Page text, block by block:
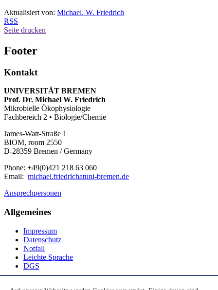
Aktualisiert von: Michael. W. Friedrich
RSS
Seite drucken
Footer
Kontakt
UNIVERSITÄT BREMEN
Prof. Dr. Michael W. Friedrich
Mikrobielle Ökophysiologie
Fachbereich 2 • Biologie/Chemie
James-Watt-Straße 1
BIOM, room 2550
D-28359 Bremen / Germany
Phone: +49(0)421 218 63 060
Email: michael.friedrichatuni-bremen.de
Ansprechpersonen
Allgemeines
Impressum
Datenschutz
Notfall
Leichte Sprache
DGS